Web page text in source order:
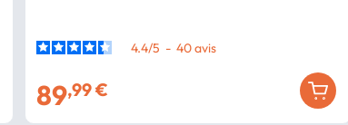
4.4/5 - 40avis
89,99 €